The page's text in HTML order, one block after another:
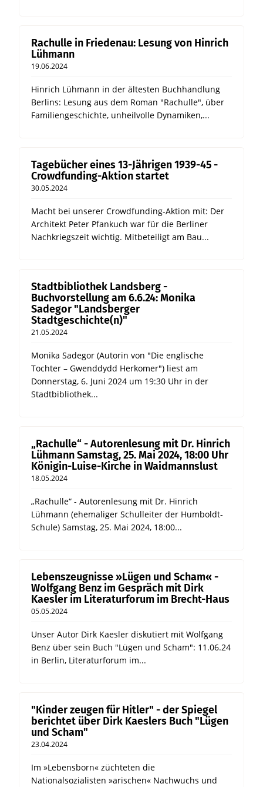
Rachulle in Friedenau: Lesung von Hinrich
Lühmann
19.06.2024
Hinrich Lühmann in der ältesten Buchhandlung
Berlins: Lesung aus dem Roman "Rachulle", über
Familiengeschichte, unheilvolle Dynamiken,...
Tagebücher eines 13-Jährigen 1939-45 -
Crowdfunding-Aktion startet
30.05.2024
Macht bei unserer Crowdfunding-Aktion mit: Der
Architekt Peter Pfankuch war für die Berliner
Nachkriegszeit wichtig. Mitbeteiligt am Bau...
Stadtbibliothek Landsberg -
Buchvorstellung am 6.6.24: Monika
Sadegor "Landsberger
Stadtgeschichte(n)"
21.05.2024
Monika Sadegor (Autorin von "Die englische
Tochter – Gwenddydd Herkomer") liest am
Donnerstag, 6. Juni 2024 um 19:30 Uhr in der
Stadtbibliothek...
„Rachulle“ - Autorenlesung mit Dr. Hinrich
Lühmann Samstag, 25. Mai 2024, 18:00 Uhr
Königin-Luise-Kirche in Waidmannslust
18.05.2024
„Rachulle“ - Autorenlesung mit Dr. Hinrich
Lühmann (ehemaliger Schulleiter der Humboldt-
Schule) Samstag, 25. Mai 2024, 18:00...
Lebenszeugnisse »Lügen und Scham« -
Wolfgang Benz im Gespräch mit Dirk
Kaesler im Literaturforum im Brecht-Haus
05.05.2024
Unser Autor Dirk Kaesler diskutiert mit Wolfgang
Benz über sein Buch "Lügen und Scham": 11.06.24
in Berlin, Literaturforum im...
"Kinder zeugen für Hitler" - der Spiegel
berichtet über Dirk Kaeslers Buch "Lügen
und Scham"
23.04.2024
Im »Lebensborn« züchteten die
Nationalsozialisten »arischen« Nachwuchs und